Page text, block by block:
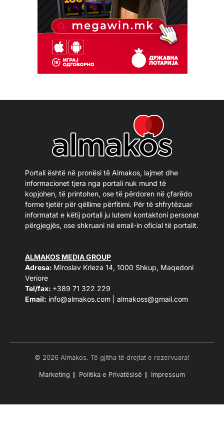
Portali është në pronësi të Almakos, lajmet dhe
informacionet tjera nga portali nuk mund të
kopjohen, të printohen, ose të përdoren në çfarëdo
forme tjetër për qëllime përfitimi. Për të shfrytëzuar
informatat e këtij portali ju lutemi kontaktoni personat
përgjegjës, ose shkruani në email-in oficial të portalit.
ALMAKOS MEDIA GROUP
Adresa: Miroslav Krleza 14, 1000 Shkup, Maqedoni
Veriore
Tel/fax: +389 71 322 229
Email: info@almakos.com almakoss@gmail.com
© 2026 Almakos. Të gjitha të drejtat e rezervuara!
Marketing Politika e Privatësisë Impressum